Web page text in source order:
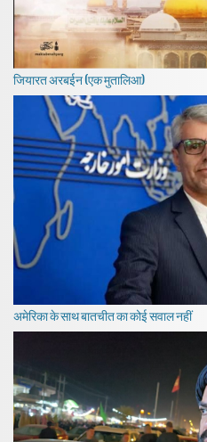
जियारत अरबईन (एक मुतालिआ)
अमेरिका के साथ बातचीत का कोई सवाल नहीं